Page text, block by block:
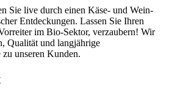
Sie live durch einen Käse- und Wein-
Entdeckungen. Lassen Sie Ihren
im Bio-Sektor, verzaubern! Wir
Qualität und langjährige
zu unseren Kunden.